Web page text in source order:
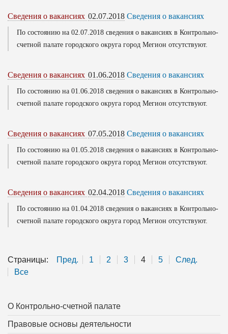
О Контрольно-счетной палате
Правовые основы деятельности
Сведения о вакансиях 02.07.2018 Сведения о вакансиях
По состоянию на 02.07.2018 сведения о вакансиях в Контрольно-
счетной палате городского округа город Мегион отсутствуют.
Сведения о вакансиях 01.06.2018 Сведения о вакансиях
По состоянию на 01.06.2018 сведения о вакансиях в Контрольно-
счетной палате городского округа город Мегион отсутствуют.
Сведения о вакансиях 07.05.2018 Сведения о вакансиях
По состоянию на 01.05.2018 сведения о вакансиях в Контрольно-
счетной палате городского округа город Мегион отсутствуют.
Сведения о вакансиях 02.04.2018 Сведения о вакансиях
По состоянию на 01.04.2018 сведения о вакансиях в Контрольно-
счетной палате городского округа город Мегион отсутствуют.
Страницы: Пред. 1 2 3 4 5
След.
Все